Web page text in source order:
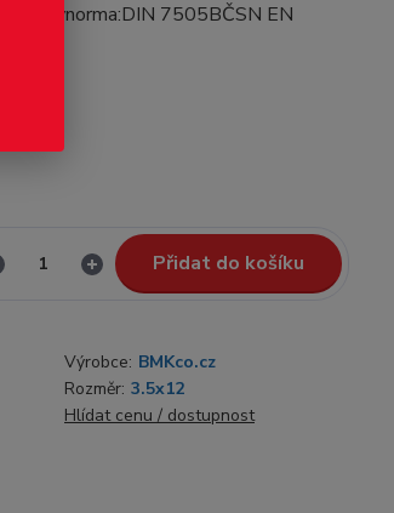
bílýnorma:DIN 7505BČSN EN
Přidat do košíku
Výrobce: BMKco.cz
Rozměr: 3.5x12
Hlídat cenu / dostupnost